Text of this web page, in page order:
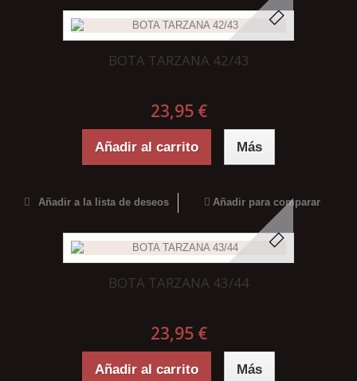
BOTA TARZANA 42/43
23,95 €
Añadir al carrito Más
Añadir a la lista de deseos Añadir para comparar
BOTA TARZANA 43/44
23,95 €
Añadir al carrito Más